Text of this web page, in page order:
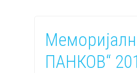
ПАНКОВ“